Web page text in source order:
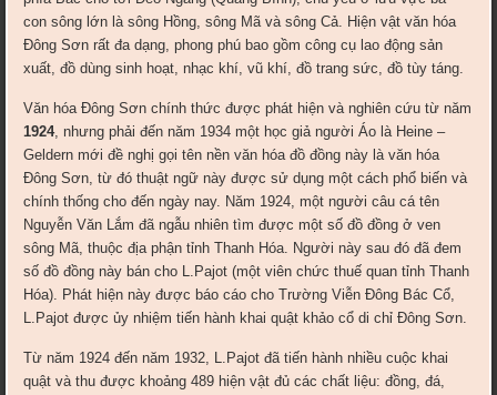
con sông lớn là sông Hồng, sông Mã và sông Cả. Hiện vật văn hóa
Đông Sơn rất đa dạng, phong phú bao gồm công cụ lao động sản
xuất, đồ dùng sinh hoạt, nhạc khí, vũ khí, đồ trang sức, đồ tùy táng.
Văn hóa Đông Sơn chính thức được phát hiện và nghiên cứu từ năm
1924, nhưng phải đến năm 1934 một học giả người Áo là Heine –
Geldern mới đề nghị gọi tên nền văn hóa đồ đồng này là văn hóa
Đông Sơn, từ đó thuật ngữ này được sử dụng một cách phổ biến và
chính thống cho đến ngày nay. Năm 1924, một người câu cá tên
Nguyễn Văn Lắm đã ngẫu nhiên tìm được một số đồ đồng ở ven
sông Mã, thuộc địa phận tỉnh Thanh Hóa. Người này sau đó đã đem
số đồ đồng này bán cho L.Pajot (một viên chức thuế quan tỉnh Thanh
Hóa). Phát hiện này được báo cáo cho Trường Viễn Đông Bác Cổ,
L.Pajot được ủy nhiệm tiến hành khai quật khảo cổ di chỉ Đông Sơn.
Từ năm 1924 đến năm 1932, L.Pajot đã tiến hành nhiều cuộc khai
quật và thu được khoảng 489 hiện vật đủ các chất liệu: đồng, đá,